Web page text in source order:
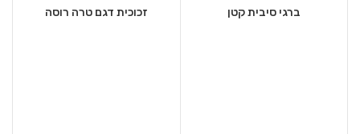
ברגי סיבית קטן זכוכית דגם טרה רוסה